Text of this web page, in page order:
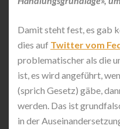
Damit steht fest, es gab
dies auf Twitter vom
problematischer als die
ist, es wird angeführt,
(sprich Gesetz) gäbe,
werden. Das ist
in der